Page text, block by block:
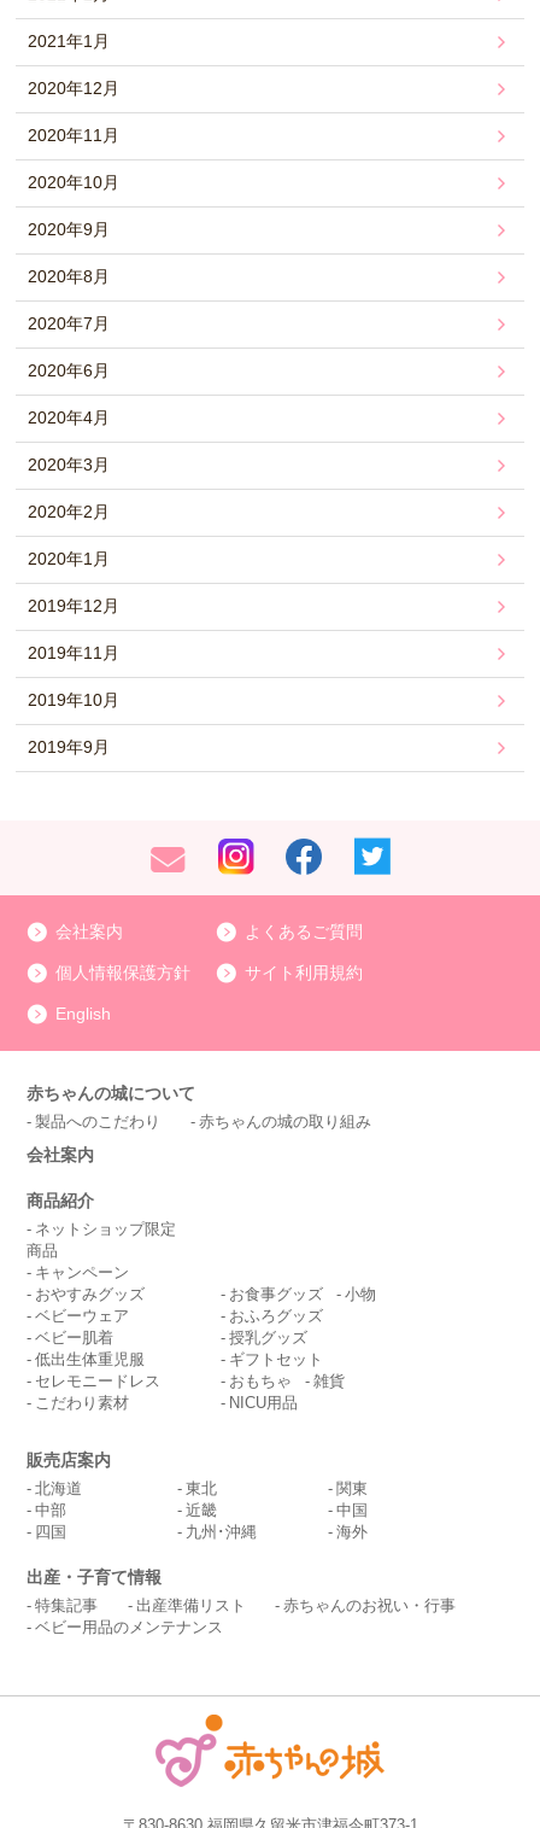
2021年1月
2020年12月
2020年11月
2020年10月
2020年9月
2020年8月
2020年7月
2020年6月
2020年4月
2020年3月
2020年2月
2020年1月
2019年12月
2019年11月
2019年10月
2019年9月
会社案内 よくあるご質問
個人情報保護方針 サイト利用規約
English
赤ちゃんの城について
製品へのこだわり 赤ちゃんの城の取り組み
会社案内
商品紹介
ネットショップ限定
商品
キャンペーン
おやすみグッズ
ベビーウェア
ベビー肌着
低出生体重児服
セレモニードレス
こだわり素材
お食事グッズ
小物
おふろグッズ
授乳グッズ
ギフトセット
おもちゃ
雑貨
NICU用品
販売店案内
北海道 東北
関東
中部
近畿
中国
四国
九州･沖縄 海外
出産・子育て情報
特集記事 出産準備リスト
赤ちゃんのお祝い・行事
ベビー用品のメンテナンス